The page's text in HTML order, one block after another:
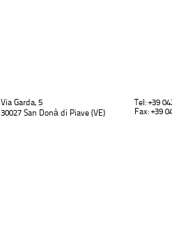
Via Garda, 5
30027 San Donà di Piave (VE)
Tel: +39
Fax: +39